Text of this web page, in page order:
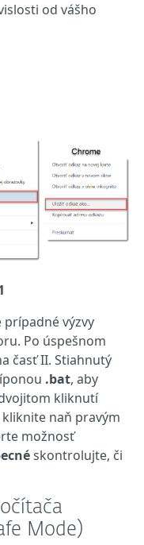
od vášho
výzvy
Po úspešnom
časť II. Stiahnutý
.bat, aby
kliknutí
naň pravým
možnosť
skontrolujte, či
Mode)